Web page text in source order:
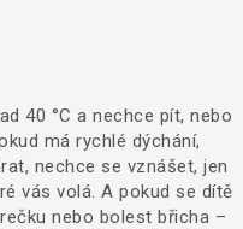
40 °C a nechce pít, nebo
má rychlé dýchání,
nechce se vznášet, jen
vás volá. A pokud se dítě
nebo bolest břicha –